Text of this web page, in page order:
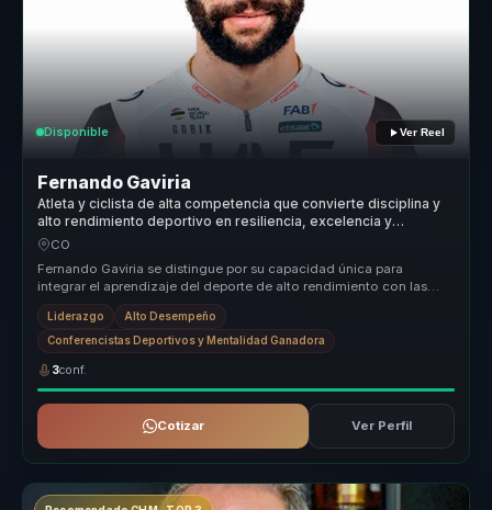
Disponible Ver Reel
Fernando Gaviria
Atleta y ciclista de alta competencia que convierte disciplina y
alto rendimiento deportivo en resiliencia, excelencia y
liderazgo para equipos.
CO
Fernando Gaviria se distingue por su capacidad única para
integrar el aprendizaje del deporte de alto rendimiento con las
exigencias del ...
Liderazgo Alto Desempeño
Conferencistas Deportivos y Mentalidad Ganadora
3conf.
Cotizar Ver Perfil